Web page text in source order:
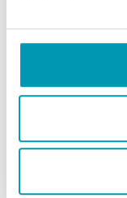
Voedingswaard
e
Energie
vetten